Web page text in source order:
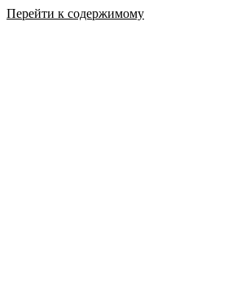
Перейти к содержимому